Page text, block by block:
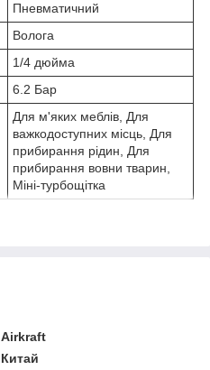
Пневматичний
Волога
1/4 дюйма
6.2 Бар
Для м'яких меблів, Для
важкодоступних місць, Для
прибирання рідин, Для
прибирання вовни тварин,
Міні-турбощітка
Airkraft
Китай